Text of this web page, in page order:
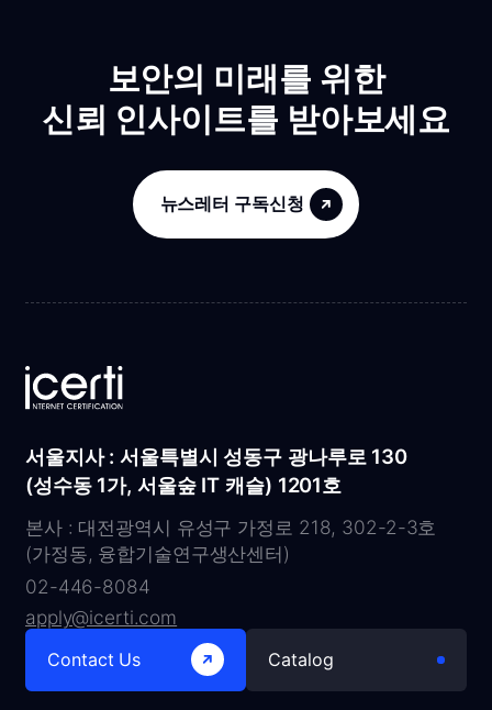
보안의 미래를 위한
신뢰 인사이트를 받아보세요
뉴스레터 구독신청
서울지사 : 서울특별시 성동구 광나루로 130
(성수동 1가, 서울숲 IT 캐슬) 1201호
본사 : 대전광역시 유성구 가정로 218, 302-2-3호
(가정동, 융합기술연구생산센터)
02-446-8084
apply@icerti.com
Contact Us Catalog